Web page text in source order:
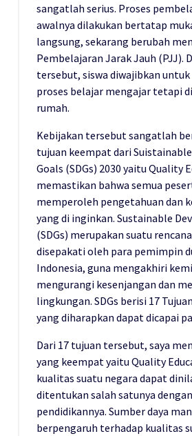
sangatlah serius. Proses
awalnya dilakukan bertatap
langsung, sekarang berubah
Pembelajaran Jarak Jauh (PJJ).
tersebut, siswa diwajibkan
proses belajar mengajar tetapi
rumah.
Kebijakan tersebut sangatlah
tujuan keempat dari
Goals (SDGs) 2030 yaitu Quality
memastikan bahwa semua
memperoleh pengetahuan dan
yang di inginkan. Sustainable
(SDGs) merupakan suatu
disepakati oleh para pemimpin
Indonesia, guna mengakhiri
mengurangi kesenjangan dan
lingkungan. SDGs berisi 17
yang diharapkan dapat dicapai
Dari 17 tujuan tersebut, saya
yang keempat yaitu Quality
kualitas suatu negara dapat
ditentukan salah satunya
pendidikannya. Sumber daya
berpengaruh terhadap kualitas